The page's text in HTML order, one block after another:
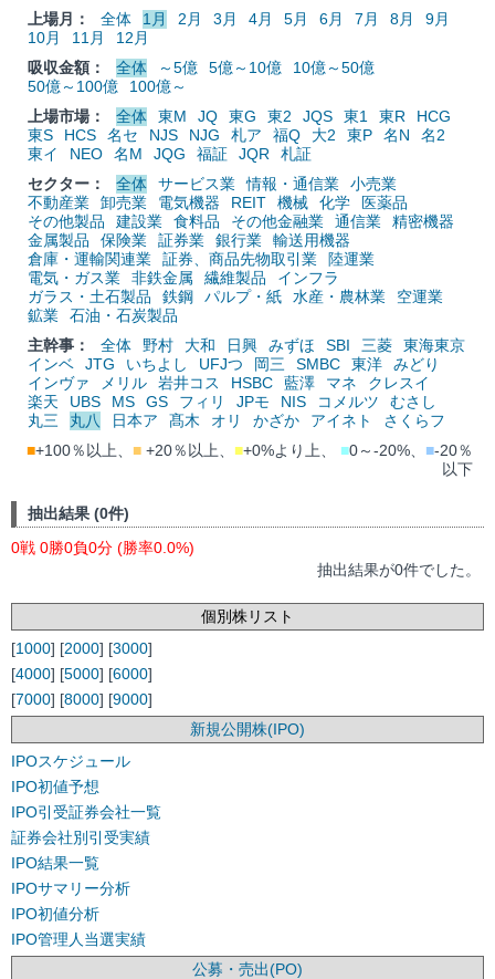
上場月：
全体 1月 2月 3月 4月 5月 6月 7月 8月
9月
10月
11月
12月
吸収金額：
全体 ～5億 5億～10億
10億～50億
50億～100億
100億～
上場市場：
全体 東M JQ 東G 東2 JQS 東1 東R
HCG
東S
HCS 名セ NJS NJG 札ア 福Q 大2 東P 名N
名2
東イ
NEO 名M JQG 福証 JQR
札証
セクター：
全体 サービス業 情報・通信業
小売業
不動産業
卸売業 電気機器 REIT 機械 化学
医薬品
その他製品
建設業 食料品 その他金融業 通信業
精密機器
金属製品
保険業 証券業 銀行業
輸送用機器
倉庫・運輸関連業
証券、商品先物取引業
陸運業
電気・ガス業
非鉄金属 繊維製品
インフラ
ガラス・土石製品
鉄鋼 パルプ・紙 水産・農林業
空運業
鉱業
石油・石炭製品
主幹事：
全体 野村 大和 日興 みずほ SBI 三菱
東海東京
インベ
JTG いちよし UFJつ 岡三 SMBC 東洋
みどり
インヴァ
メリル 岩井コス HSBC 藍澤 マネ
クレスイ
楽天
UBS MS GS フィリ JPモ NIS コメルツ
むさし
丸三
丸八 日本ア 髙木 オリ かざか アイネト
さくらフ
■+100％以上、 ■ +20％以上、 ■+0%より上、 ■0～-20%、 ■-20％
以下
抽出結果 (0件)
0戦 0勝0負0分 (勝率0.0%)
抽出結果が0件でした。
個別株リスト
[1000] [2000] [3000]
[4000] [5000] [6000]
[7000] [8000] [9000]
新規公開株(IPO)
IPOスケジュール
IPO初値予想
IPO引受証券会社一覧
証券会社別引受実績
IPO結果一覧
IPOサマリー分析
IPO初値分析
IPO管理人当選実績
公募・売出(PO)